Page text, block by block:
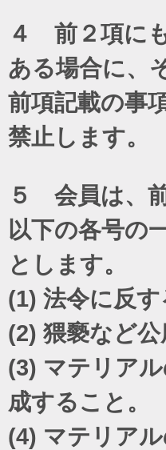
４ 前２項に
ある場合に、
前項記載の事
禁止します。
５ 会員は、
以下の各号の
とします。
(1) 法令に反
(2) 猥褻など
(3) マテリア
成すること。
(4) マテリア